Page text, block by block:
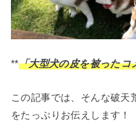
**「大型犬の皮を被ったコ
この記事では、そんな破天
をたっぷりお伝えします！